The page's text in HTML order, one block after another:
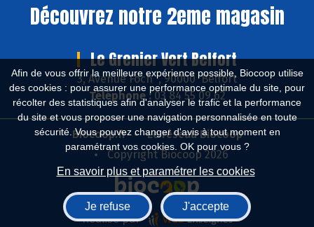
Afin de vous offrir la meilleure expérience possible, Biocoop utilise
des cookies : pour assurer une performance optimale du site, pour
récolter des statistiques afin d'analyser le trafic et la performance
du site et vous proposer une navigation personnalisée en toute
sécurité. Vous pouvez changer d'avis à tout moment en
paramétrant vos cookies. OK pour vous ?
En savoir plus et paramétrer les cookies
Je refuse J'accepte
Découvrez notre 2eme magasin
Le Grenier Vert Belfort
3, Avenue Foch , 90000 Belfort
Téléphone :03 84 55 09 62
Biocoop.fr
Le réseau Biocoop
Copyright Biocoop 2026
Réalisé par